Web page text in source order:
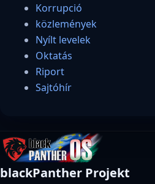
Korrupció
közlemények
Nyílt levelek
Oktatás
Riport
Sajtóhír
blackPanther Projekt